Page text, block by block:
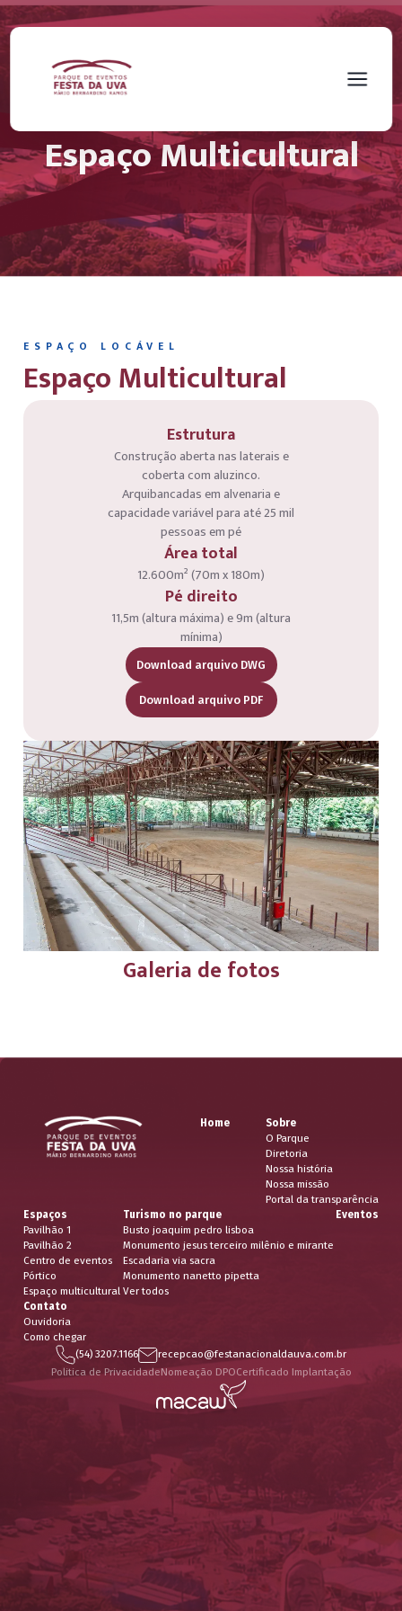
Espaço Multicultural
ESPAÇO LOCÁVEL
Espaço Multicultural
Estrutura
Construção aberta nas laterais e
coberta com aluzinco.
Arquibancadas em alvenaria e
capacidade variável para até 25 mil
pessoas em pé
Área total
12.600m² (70m x 180m)
Pé direito
11,5m (altura máxima) e 9m (altura
mínima)
Download arquivo DWG
Download arquivo PDF
Galeria de fotos
Home
Sobre
O Parque
Diretoria
Nossa história
Nossa missão
Portal da transparência
Espaços
Pavilhão 1
Pavilhão 2
Centro de eventos
Pórtico
Espaço multicultural
Turismo no parque
Busto joaquim pedro lisboa
Monumento jesus terceiro milênio e mirante
Escadaria via sacra
Monumento nanetto pipetta
Ver todos
Eventos
Contato
Ouvidoria
Como chegar
(54) 3207.1166
recepcao@festanacionaldauva.com.br
Politica de PrivacidadeNomeação DPOCertificado Implantação